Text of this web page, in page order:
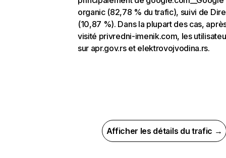
organic (82,78 % du trafic), suivi de
(10,87 %). Dans la plupart des cas,
visité privredni-imenik.com, les
sur apr.gov.rs et elektrovojvodina.rs.
Afficher les détails du trafic →